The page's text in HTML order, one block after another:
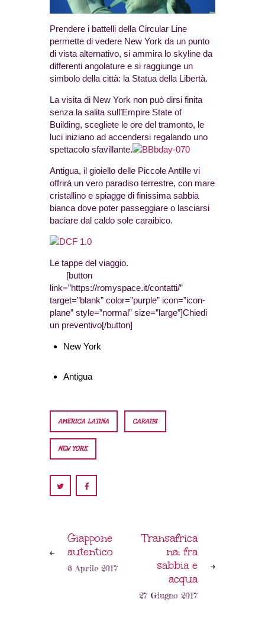
Prendere i battelli della Circular Line
permette di vedere New York da un punto
di vista alternativo, si ammira lo skyline da
differenti angolature e si raggiunge un
simbolo della città: la Statua della Libertà.
La visita di New York non può dirsi finita
senza la salita sull’Empire State of
Building, scegliete le ore del tramonto, le
luci iniziano ad accendersi regalando uno
spettacolo sfavillante.
Antigua, il gioiello delle Piccole Antille vi
offrirà un vero paradiso terrestre, con mare
cristallino e spiagge di finissima sabbia
bianca dove poter passeggiare o lasciarsi
baciare dal caldo sole caraibico.
Le tappe del viaggio.
[button
link=”https://romyspace.it/contatti/”
target=”blank” color=”purple” icon=”icon-
plane” style=”normal” size=”large”]Chiedi
un preventivo[/button]
New York
Antigua
AMERICA LATINA CARAIBI
NEW YORK
Giappone
autentico
6 Aprile 2017
Transafrica
na: fra
sabbia e
acqua
27 Giugno 2017